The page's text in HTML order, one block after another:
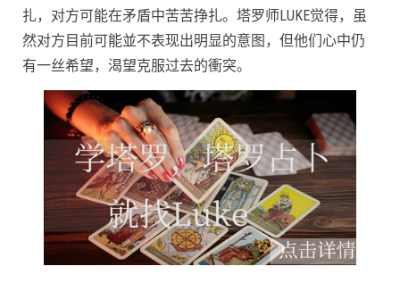
扎，对方可能在矛盾中苦苦挣扎。塔罗师LUKE觉得，虽
然对方目前可能並不表现出明显的意图，但他们心中仍
有一丝希望，渴望克服过去的衝突。